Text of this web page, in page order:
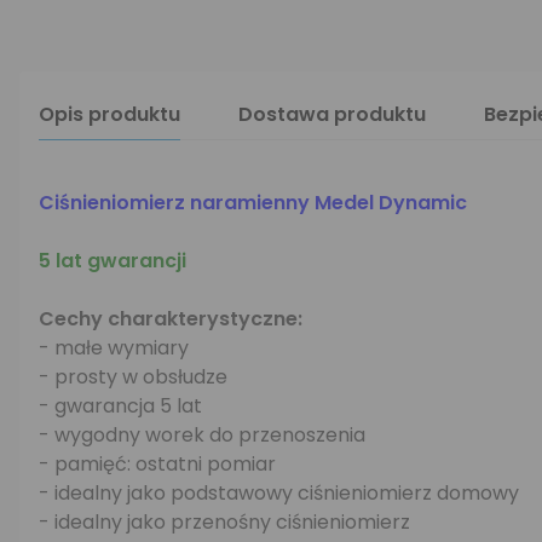
Opis produktu Dostawa produktu
Ciśnieniomierz naramienny Medel Dynamic
5 lat gwarancji
Cechy charakterystyczne:
- małe wymiary
- prosty w obsłudze
- gwarancja 5 lat
- wygodny worek do przenoszenia
- pamięć: ostatni pomiar
- idealny jako podstawowy ciśnieniomierz domowy
- idealny jako przenośny ciśnieniomierz